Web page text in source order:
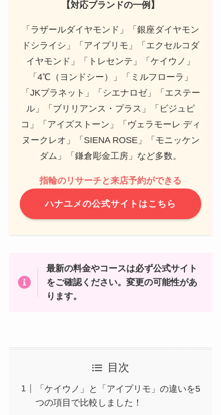
【対応ブランドの一例】
「ラザールダイヤモンド」「銀座ダイヤモン
ドシライシ」「アイプリモ」「エクセルコダ
イヤモンド」「トレセンテ」「ケイウノ」
「4℃（ヨンドシー）」「ミルフローラ」
「JKプラネット」「シエナロゼ」「エステー
ル」「ブリリアンス・プラス」「ビジュピ
コ」「アイズストーン」「ヴェラモーレ ディ
ヌークレオ」「SIENA ROSE」「モニッケン
ダム」「鎌倉彫金工房」など多数。
指輪のリサーチと来店予約ができる
ハナユメの公式サイトはこちら
最新の料金やコースは必ず公式サイト
をご確認ください。変更の可能性があ
ります。
目次
「ケイウノ」と「アイプリモ」の違いを5
つの項目で比較しました！